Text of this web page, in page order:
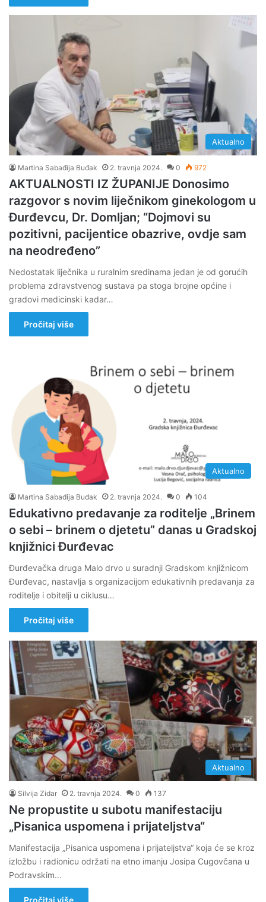
Aktualno
Martina Sabađija Buđak 2. travnja 2024. 0 972
AKTUALNOSTI IZ ŽUPANIJE Donosimo
razgovor s novim liječnikom ginekologom u
Đurđevcu, Dr. Domljan; “Dojmovi su
pozitivni, pacijentice obazrive, ovdje sam
na neodređeno”
Nedostatak liječnika u ruralnim sredinama jedan je od gorućih
problema zdravstvenog sustava pa stoga brojne općine i
gradovi medicinski kadar…
Pročitaj više
Aktualno
Martina Sabađija Buđak 2. travnja 2024. 0 104
Edukativno predavanje za roditelje „Brinem
o sebi – brinem o djetetu” danas u Gradskoj
knjižnici Đurđevac
Đurđevačka druga Malo drvo u suradnji Gradskom knjižnicom
Đurđevac, nastavlja s organizacijom edukativnih predavanja za
roditelje i obitelji u ciklusu…
Pročitaj više
Aktualno
Silvija Zidar 2. travnja 2024. 0 137
Ne propustite u subotu manifestaciju
„Pisanica uspomena i prijateljstva“
Manifestacija „Pisanica uspomena i prijateljstva“ koja će se kroz
izložbu i radionicu održati na etno imanju Josipa Cugovčana u
Podravskim…